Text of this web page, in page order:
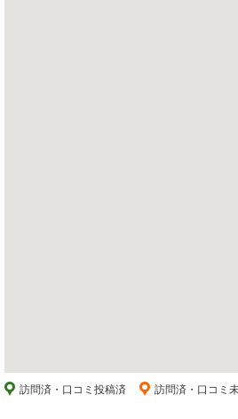
訪問済・口コミ投稿済 訪問済・口コミ